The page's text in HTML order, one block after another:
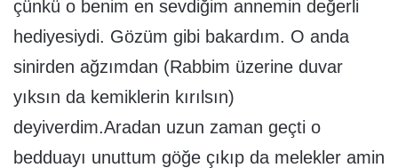
çünkü o benim en sevdiğim annemin değerli
hediyesiydi. Gözüm gibi bakardım. O anda
sinirden ağzımdan (Rabbim üzerine duvar
yıksın da kemiklerin kırılsın)
deyiverdim.Aradan uzun zaman geçti o
bedduayı unuttum göğe çıkıp da melekler amin